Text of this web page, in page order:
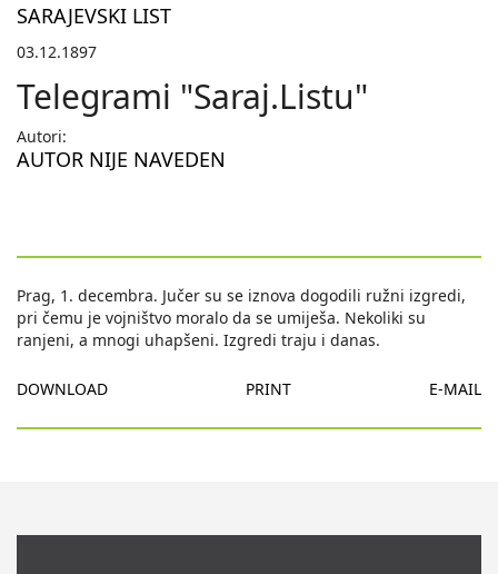
SARAJEVSKI LIST
03.12.1897
Telegrami "Saraj.Listu"
Autori:
AUTOR NIJE NAVEDEN
Prag, 1. decembra. Jučer su se iznova dogodili ružni izgredi,
pri čemu je vojništvo moralo da se umiješa. Nekoliki su
ranjeni, a mnogi uhapšeni. Izgredi traju i danas.
DOWNLOAD PRINT E-MAIL